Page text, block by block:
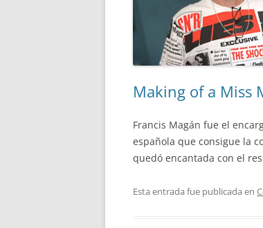
Making of a Miss
Francis Magán fue el
española que consigue la
quedó encantada con el
Esta entrada fue publicada en